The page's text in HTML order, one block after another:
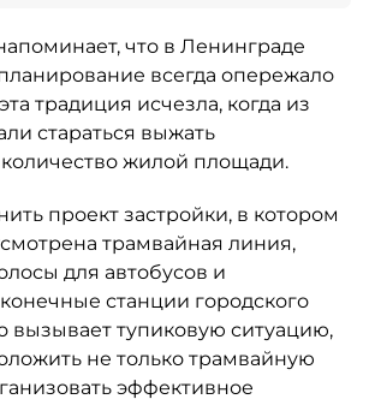
что в Ленинграде
всегда опережало
традиция исчезла, когда из
стараться выжать
жилой площади.
проект застройки, в котором
трамвайная линия,
для автобусов и
станции городского
вызывает тупиковую ситуацию,
не только трамвайную
эффективное